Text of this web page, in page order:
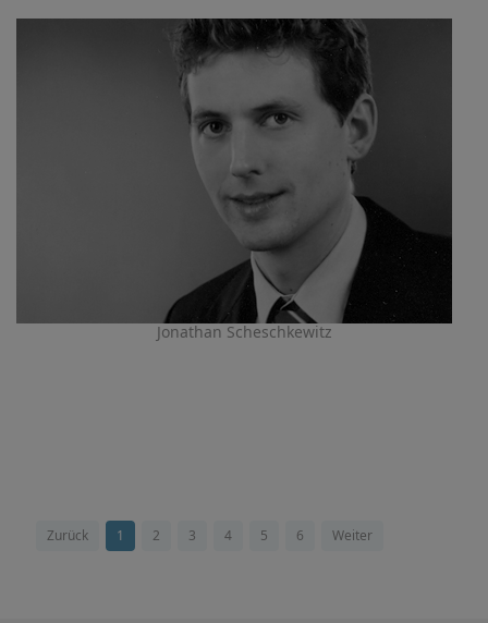
Jonathan Scheschkewitz
Zurück 1 2 3 4 5 6 Weiter